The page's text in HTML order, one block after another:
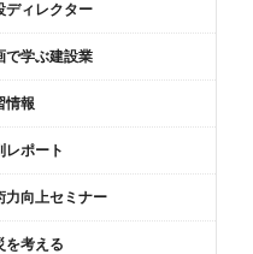
ディレクター
で学ぶ建設業
情報
レポート
力向上セミナー
を考える